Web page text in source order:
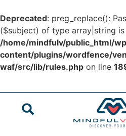
Deprecated: preg_replace():
($subject) of type array|string
/home/mindfulv/public_html/
content/plugins/wordfence/
waf/src/lib/rules.php on line